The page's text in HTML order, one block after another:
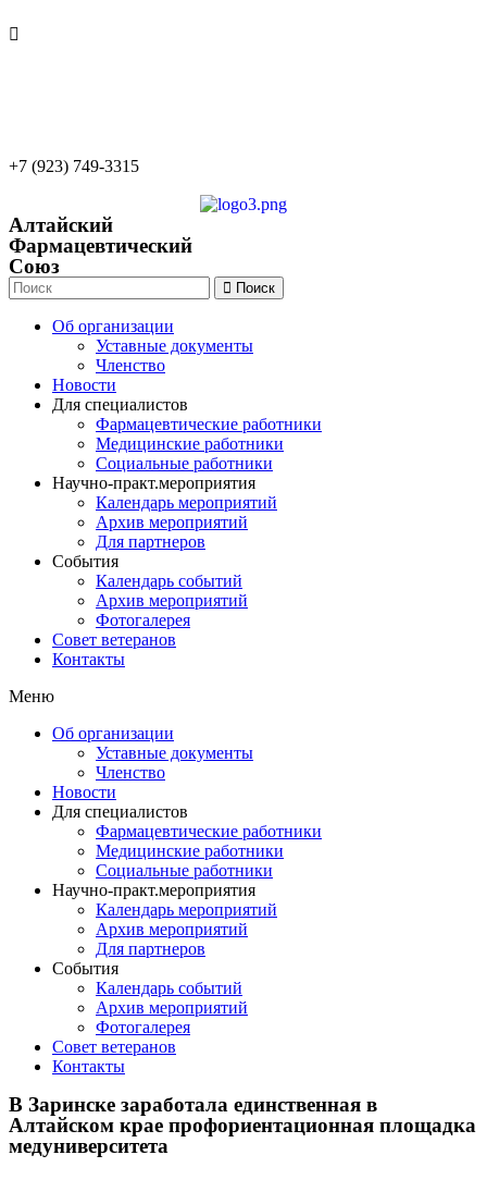
+7 (923) 749-3315
Алтайский
Фармацевтический
Союз
Поиск
Об организации
Уставные документы
Членство
Новости
Для специалистов
Фармацевтические работники
Медицинские работники
Социальные работники
Научно-практ.мероприятия
Календарь мероприятий
Архив мероприятий
Для партнеров
События
Календарь событий
Архив мероприятий
Фотогалерея
Совет ветеранов
Контакты
Меню
Об организации
Уставные документы
Членство
Новости
Для специалистов
Фармацевтические работники
Медицинские работники
Социальные работники
Научно-практ.мероприятия
Календарь мероприятий
Архив мероприятий
Для партнеров
События
Календарь событий
Архив мероприятий
Фотогалерея
Совет ветеранов
Контакты
В Заринске заработала единственная в
Алтайском крае профориентационная площадка
медуниверситета